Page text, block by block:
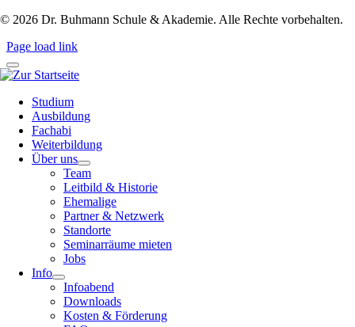
© 2026 Dr. Buhmann Schule & Akademie. Alle Rechte vorbehalten.
Page load link
Studium
Ausbildung
Fachabi
Weiterbildung
Über uns
Team
Leitbild & Historie
Ehemalige
Partner & Netzwerk
Standorte
Seminarräume mieten
Jobs
Info
Infoabend
Downloads
Kosten & Förderung